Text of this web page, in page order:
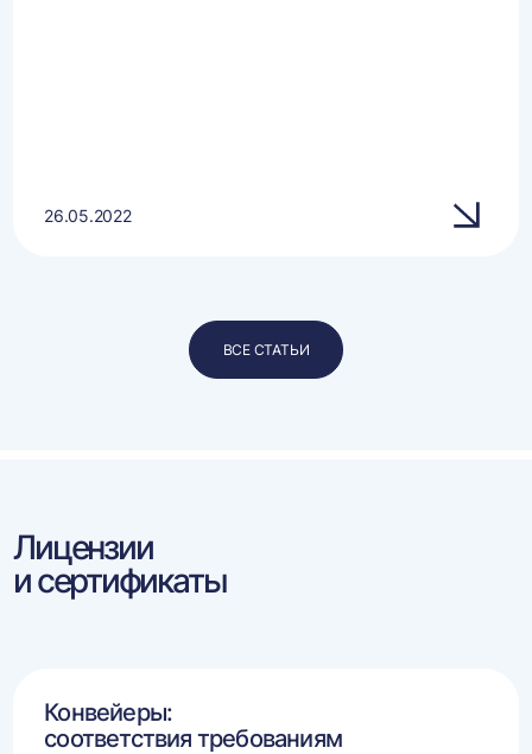
26.05.2022
ВСЕ СТАТЬИ
Лицензии
и сертификаты
Конвейеры:
соответствия требованиям